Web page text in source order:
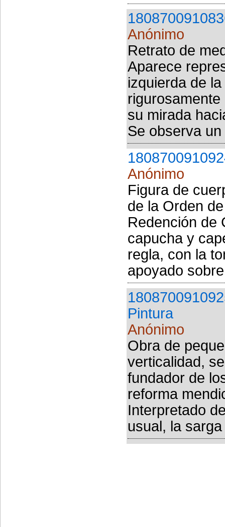
Anónimo
Retrato de
Aparece
izquierda de
su mirada
Se observa
Anónimo
Figura de
de la Orden
Redención de
capucha y
regla, con la
apoyado
Pintura
Anónimo
Obra de
verticalidad,
fundador de
reforma
Interpretado
usual, la